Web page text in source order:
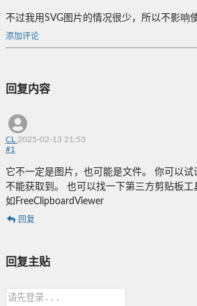
不过我用SVG图片的情况很少，所以不影响
添加评论
回复内容
CL 2025-02-13 21:53
#1
它不一定是图片，也可能是文件。 你可以
不能获取到。 也可以找一下第三方剪贴板工
如FreeClipboardViewer
回复
回复主贴